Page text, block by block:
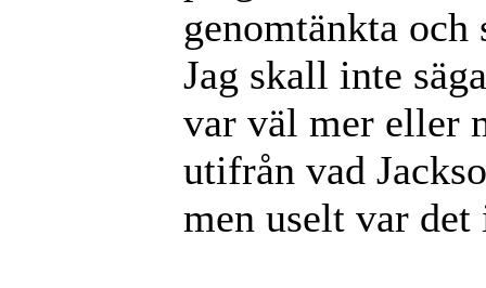
genomtänkta
Jag skall inte
var väl mer eller
utifrån vad
men uselt var